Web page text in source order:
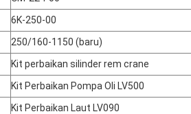
6K-250-00
250/160-1150 (baru)
Kit perbaikan silinder rem crane
Kit Perbaikan Pompa Oli LV500
Kit Perbaikan Laut LV090